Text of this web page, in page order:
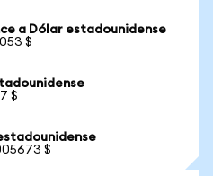
a Dólar estadounidense
$
$
$